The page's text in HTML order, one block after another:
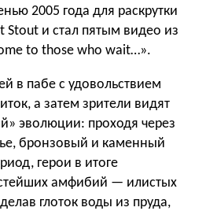
2005 года для раскрутки
Stout и стал пятым видео из
to those who wait…».
в пабе с удовольствием
а затем зрители видят
эволюции: проходя через
бронзовый и каменный
герои в итоге
амфибий — илистых
глоток воды из пруда,